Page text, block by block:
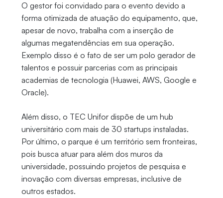
O gestor foi convidado para o evento devido a
forma otimizada de atuação do equipamento, que,
apesar de novo, trabalha com a inserção de
algumas megatendências em sua operação.
Exemplo disso é o fato de ser um polo gerador de
talentos e possuir parcerias com as principais
academias de tecnologia (Huawei, AWS, Google e
Oracle).
Além disso, o TEC Unifor dispõe de um hub
universitário com mais de 30 startups instaladas.
Por último, o parque é um território sem fronteiras,
pois busca atuar para além dos muros da
universidade, possuindo projetos de pesquisa e
inovação com diversas empresas, inclusive de
outros estados.